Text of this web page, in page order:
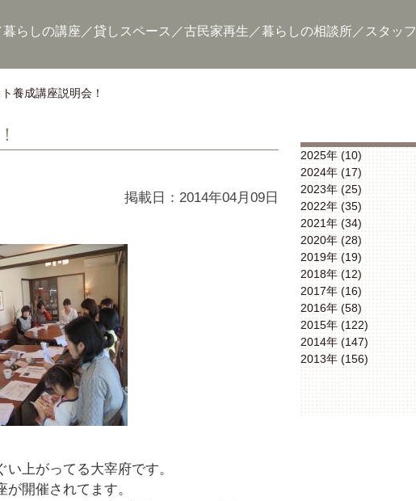
暮らしの講座 貸しスペース 古民家再生 暮らしの相談所 スタッフ
養成講座説明会！
掲載日：2014年04月09日
上がってる大宰府です。
開催されてます。
2025年 (10)
2024年 (17)
2023年 (25)
2022年 (35)
2021年 (34)
2020年 (28)
2019年 (19)
2018年 (12)
2017年 (16)
2016年 (58)
2015年 (122)
2014年 (147)
2013年 (156)